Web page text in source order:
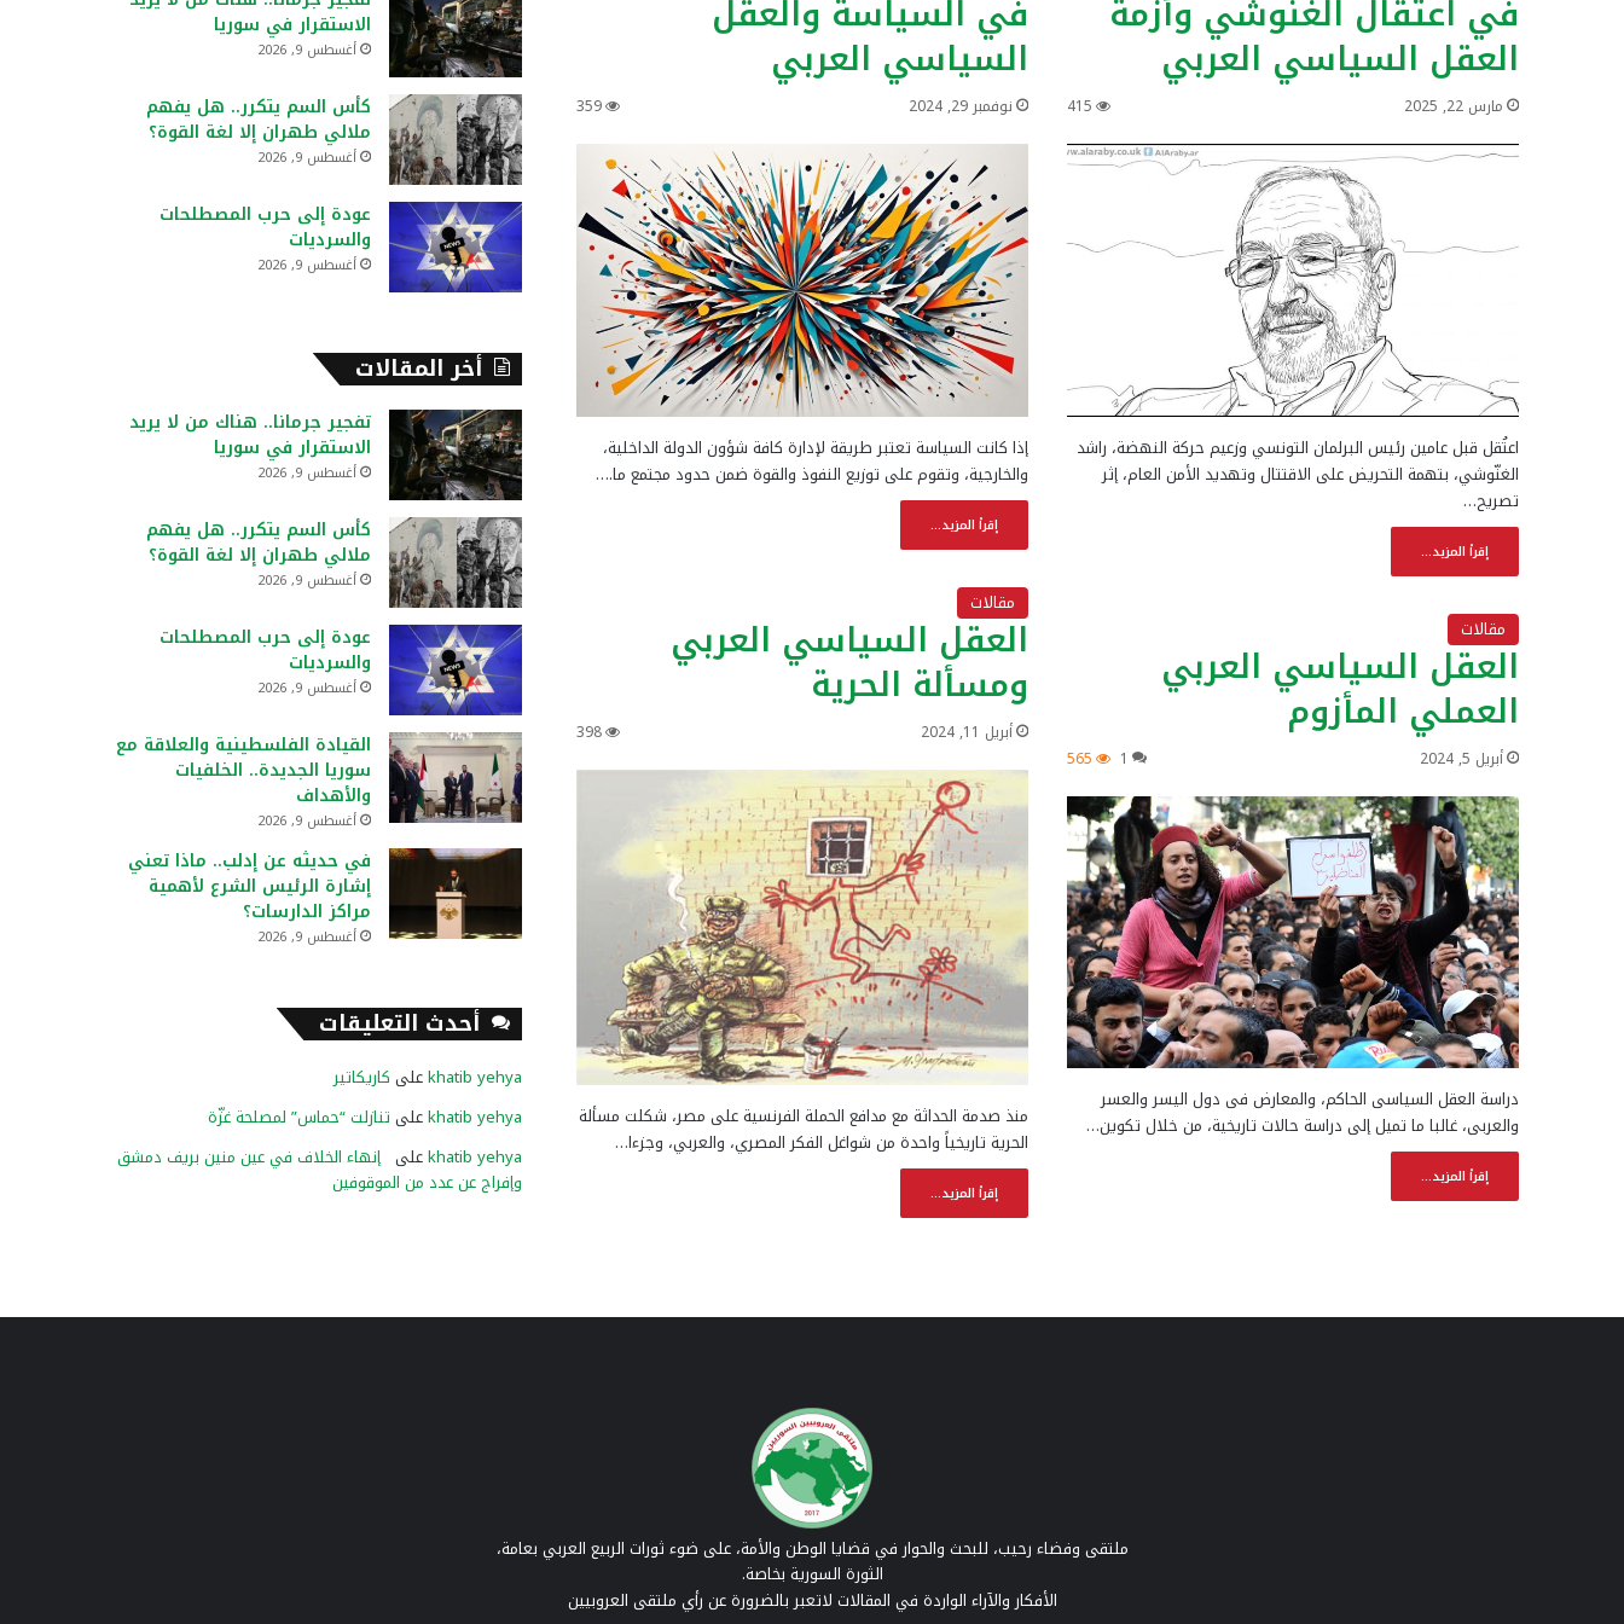
في اعتقال الغنّوشي وأزمة
العقل السياسي العربي
مارس 22, 2025 415
اعتُقل قبل عامين رئيس البرلمان التونسي وزعيم حركة النهضة، راشد
الغنّوشي، بتهمة التحريض على الاقتتال وتهديد الأمن العام، إثر
تصريح…
إقرأ المزيد...
في السياسة والعقل
السياسي العربي
نوفمبر 29, 2024 359
إذا كانت السياسة تعتبر طريقة لإدارة كافة شؤون الدولة الداخلية،
والخارجية، وتقوم على توزيع النفوذ والقوة ضمن حدود مجتمع ما.…
إقرأ المزيد...
مقالات
العقل السياسي العربي
ومسألة الحرية
أبريل 11, 2024 398
منذ صدمة الحداثة مع مدافع الحملة الفرنسية على مصر، شكلت مسألة
الحرية تاريخياً واحدة من شواغل الفكر المصري، والعربي، وجزءا…
إقرأ المزيد...
مقالات
العقل السياسي العربي
العملي المأزوم
أبريل 5, 2024 1
565
دراسة العقل السياسى الحاكم، والمعارض فى دول اليسر والعسر
والعربى، غالبا ما تميل إلى دراسة حالات تاريخية، من خلال تكوين…
إقرأ المزيد...
:الاستقرار في سوريا
أغسطس 9, 2026
كأس السم يتكرر.. هل يفهم
ملالي طهران إلا لغة القوة؟
أغسطس 9, 2026
عودة إلى حرب المصطلحات
والسرديات
أغسطس 9, 2026
أخر المقالات
تفجير جرمانا.. هناك من لا يريد
الاستقرار في سوريا
أغسطس 9, 2026
كأس السم يتكرر.. هل يفهم
ملالي طهران إلا لغة القوة؟
أغسطس 9, 2026
عودة إلى حرب المصطلحات
والسرديات
أغسطس 9, 2026
القيادة الفلسطينية والعلاقة مع
سوريا الجديدة.. الخلفيات
والأهداف
أغسطس 9, 2026
في حديثه عن إدلب.. ماذا تعني
إشارة الرئيس الشرع لأهمية
مراكز الدارسات؟
أغسطس 9, 2026
أحدث التعليقات
khatib yehyaعلى كاريكاتير
khatib yehyaعلى تنازلت “حماس” لمصلحة غزّة
khatib yehyaعلى إنهاء الخلاف في عين منين بريف دمشق
وإفراج عن عدد من الموقوفين
ملتقى وفضاء رحيب، للبحث والحوار في قضايا الوطن والأمة، على ضوء ثورات الربيع العربي بعامة،
الثورة السورية بخاصة.
الأفكار والآراء الواردة في المقالات لاتعبر بالضرورة عن رأي ملتقى العروبيين